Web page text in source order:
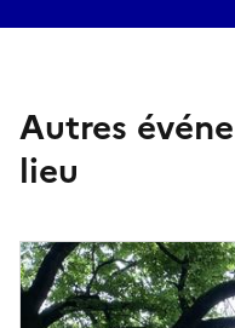
Autres
lieu